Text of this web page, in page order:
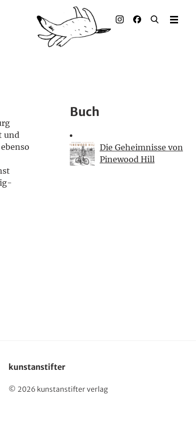
und
Buch
Die Geheimnisse von
Pinewood Hill
kunstanstifter
© 2026 kunstanstifter verlag
Illustrierte Bücher
Rechte